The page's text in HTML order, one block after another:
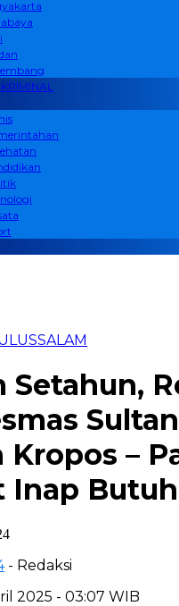
Setahun,
Kropos –
Inap
- Redaksi
2025 - 03:07 WIB